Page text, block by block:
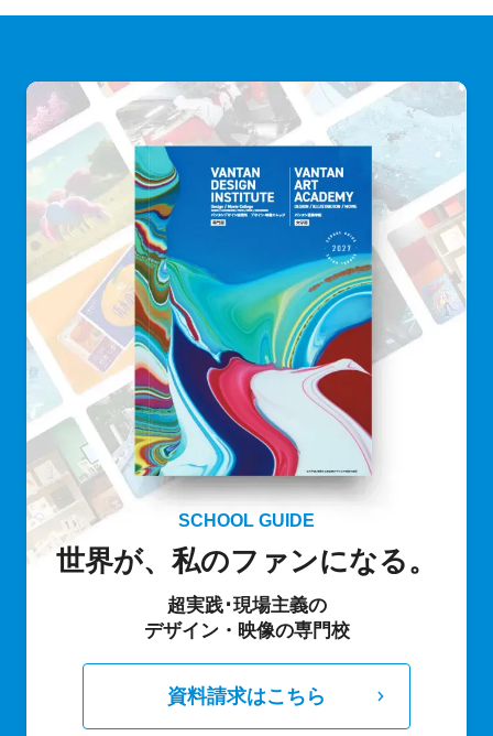
SCHOOL GUIDE
世界が、私のファンになる。
超実践･現場主義の
デザイン・映像の専門校
資料請求はこちら